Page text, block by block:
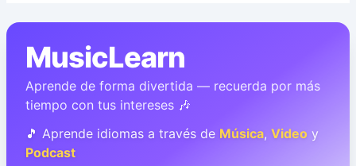
MusicLearn
Aprende de forma divertida — recuerda por más
tiempo con tus intereses 🎶
🎵 Aprende idiomas a través de Música, Video y
Podcast